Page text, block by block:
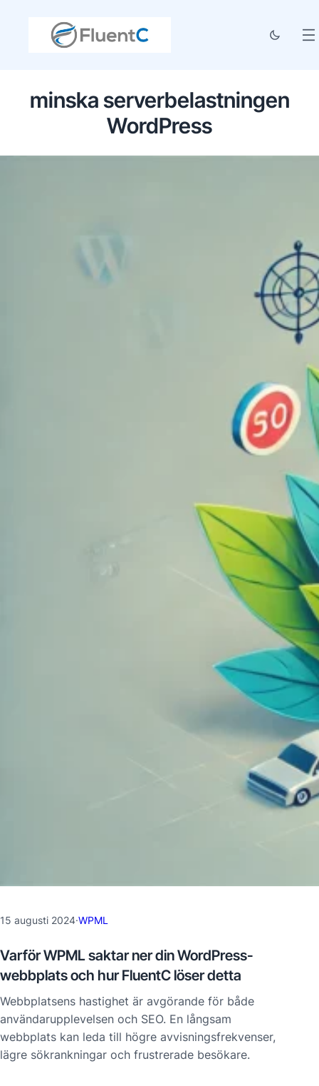
minska serverbelastningen
WordPress
15 augusti 2024·WPML
Varför WPML saktar ner din WordPress-
webbplats och hur FluentC löser detta
Webbplatsens hastighet är avgörande för både
användarupplevelsen och SEO. En långsam
webbplats kan leda till högre avvisningsfrekvenser,
lägre sökrankningar och frustrerade besökare.